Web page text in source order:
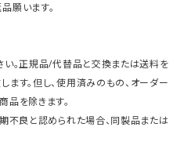
願います。
。正規品/代替品と交換または送料を
す。但し、使用済みのもの、オーダー
を除きます。
不良と認められた場合、同製品または